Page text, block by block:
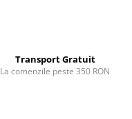
Transport Gratuit
La comenzile peste 350 RON